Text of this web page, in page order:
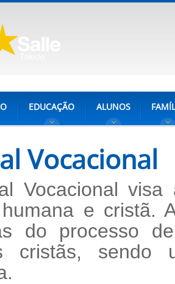
EDUCAÇÃO ALUNOS
Vocacional
Vocacional
e cristã.
do processo
cristãs,